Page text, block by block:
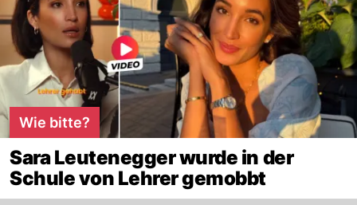
Wie bitte?
Sara Leutenegger wurde in der
Schule von Lehrer gemobbt